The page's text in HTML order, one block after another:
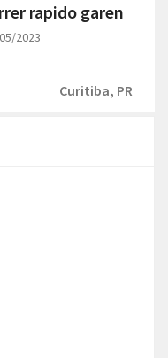
rapido garen
2023
Curitiba, PR